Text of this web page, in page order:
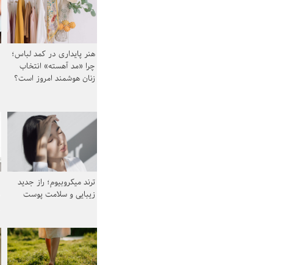
هنر پایداری در کمد لباس؛
چرا «مد آهسته» انتخاب
زنان هوشمند امروز است؟
ترند میکروبیوم؛ راز جدید
زیبایی و سلامت پوست